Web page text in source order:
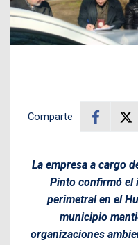
Comparte
La empresa a cargo
Pinto confirmó el
perimetral en el
municipio
organizaciones